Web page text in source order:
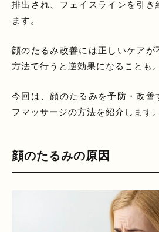
排出され、フェイスラインを引き
ます。
顔のたるみ改善には正しいケアが
方法で行うと逆効果になることも。
今回は、顔のたるみを予防・改
フマッサージの方法を紹介します。
顔のたるみの原因